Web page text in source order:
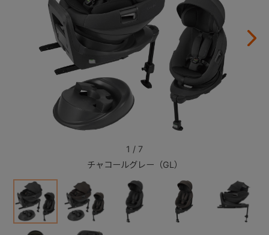
チャコールグレー（GL）
1 / 7